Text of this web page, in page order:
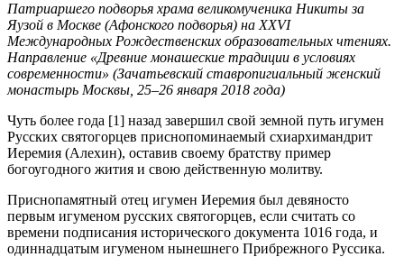
Патриаршего подворья храма великомученика Никиты за
Яузой в Москве (Афонского подворья) на ХХVI
Международных Рождественских образовательных чтениях.
Направление «Древние монашеские традиции в условиях
современности» (Зачатьевский ставропигиальный женский
монастырь Москвы, 25–26 января 2018 года)
Чуть более года [1] назад завершил свой земной путь игумен
Русских святогорцев приснопоминаемый схиархимандрит
Иеремия (Алехин), оставив своему братству пример
богоугодного жития и свою действенную молитву.
Приснопамятный отец игумен Иеремия был девяносто
первым игуменом русских святогорцев, если считать со
времени подписания исторического документа 1016 года, и
одиннадцатым игуменом нынешнего Прибрежного Руссика.